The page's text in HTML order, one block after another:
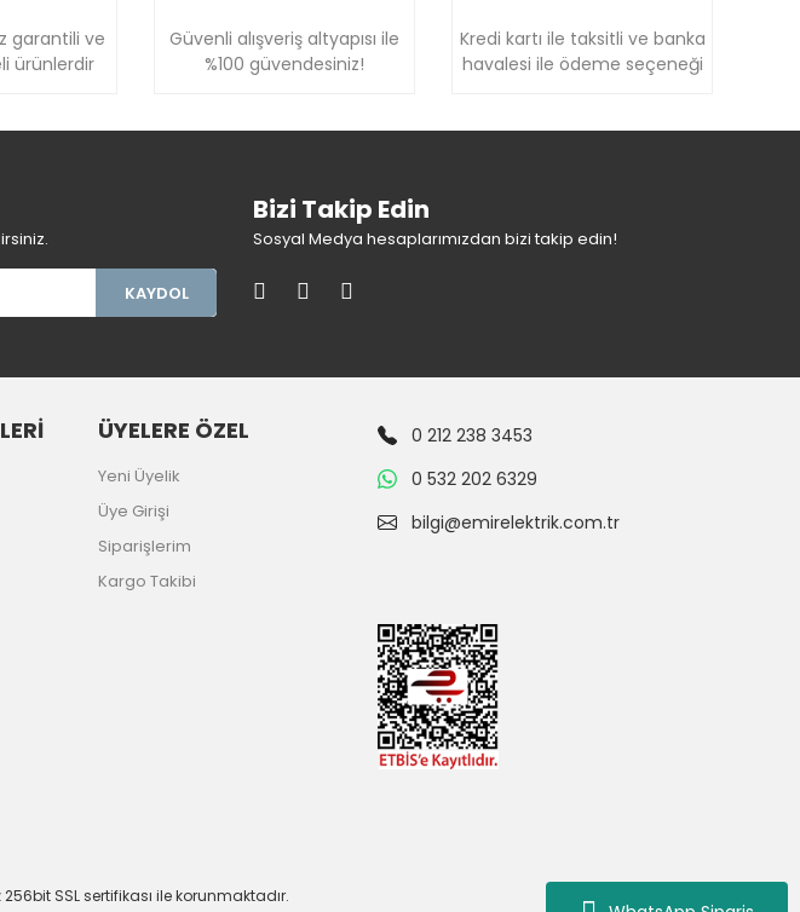
garantili ve
ürünlerdir
Güvenli alışveriş altyapısı ile
%100 güvendesiniz!
Kredi kartı ile taksitli ve banka
havalesi ile ödeme seçeneği
KAYDOL
Bizi Takip Edin
Sosyal Medya hesaplarımızdan bizi takip edin!
ÜYELERE ÖZEL
Yeni Üyelik
Üye Girişi
Siparişlerim
Kargo Takibi
0 212 238 3453
0 532 202 6329
bilgi@emirelektrik.com.tr
SSL sertifikası ile korunmaktadır.